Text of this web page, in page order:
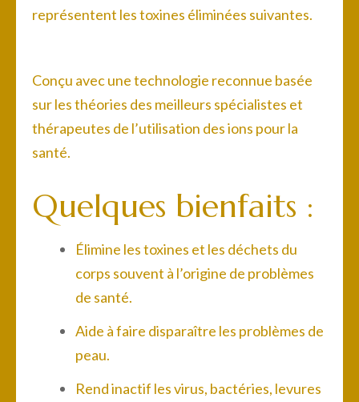
représentent les toxines éliminées suivantes.
Conçu avec une technologie reconnue basée
sur les théories des meilleurs spécialistes et
thérapeutes de l’utilisation des ions pour la
santé.
Quelques bienfaits :
Élimine les toxines et les déchets du
corps souvent à l’origine de problèmes
de santé.
Aide à faire disparaître les problèmes de
peau.
Rend inactif les virus, bactéries, levures